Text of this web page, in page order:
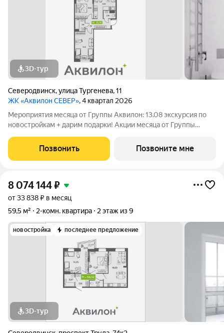
3D-тур
Северодвинск,улица Тургенева,11
ЖК «Аквилон СЕВЕР», 4 квартал 2026
Мероприятия месяца от Группы Аквилон: 13.08 экскурсия по
новостройкам + дарим подарки! Акции месяца от Группы
ВЗНОС в августе! СКИДКИ до 1,8 млн ! Комфортные
программы рассрочки от Застройщика!
Позвонить Позвоните мне
8 074 144₽
от 33 838 ₽ в месяц
59,5 м²
2-комн. квартира 2 этаж из 9
новостройка последнее предложение
3D-тур